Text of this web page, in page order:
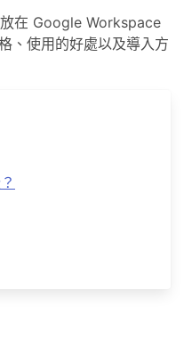
在 Google Workspace
、使用的好處以及導入方